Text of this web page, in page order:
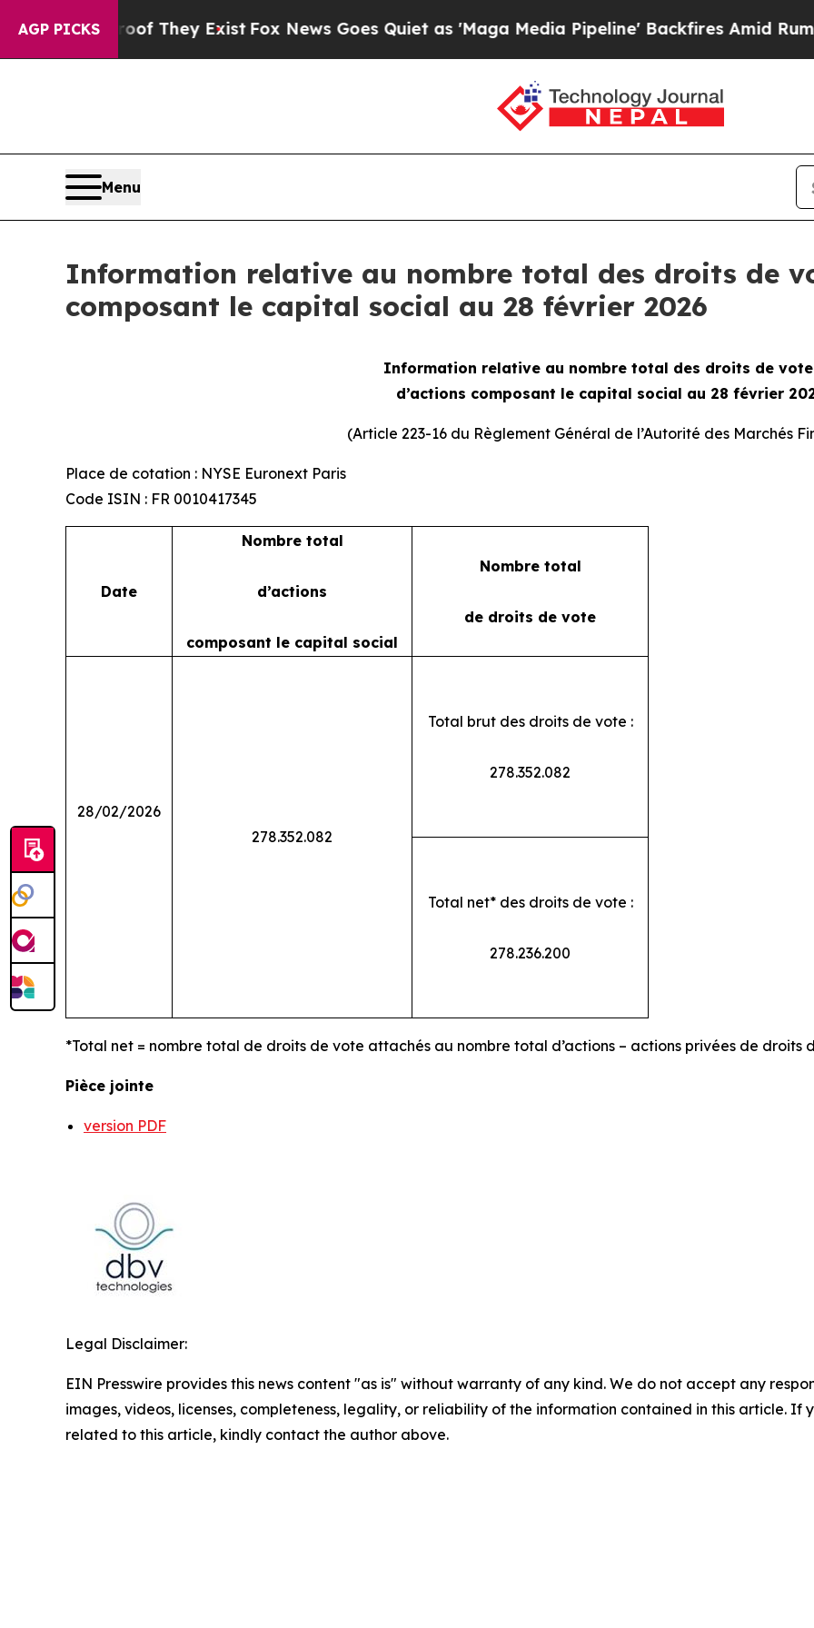
AGP PICKS
no Proof They ExistFox News Goes Quiet as 'Maga Media Pipeline' Backfires Amid Rumors
Menu
Information relative au nombre total des droits de
composant le capital social au 28 février 2026
Information relative au nombre total des droits de
d’actions composant le capital social au 28 février
(Article 223-16 du Règlement Général de l’Autorité des Marchés
Place de cotation : NYSE Euronext Paris
Code ISIN : FR 0010417345
Date
Nombre total
d’actions
composant le capital social
Nombre total
de droits de vote
28/02/2026
278.352.082
Total brut des droits de vote :
278.352.082
Total net* des droits de vote :
278.236.200
*Total net = nombre total de droits de vote attachés au nombre total d’actions – actions privées de droits
Pièce jointe
version PDF
Legal Disclaimer:
EIN Presswire provides this news content "as is" without warranty of any kind. We do not accept any
images, videos, licenses, completeness, legality, or reliability of the information contained in this article. If
related to this article, kindly contact the author above.